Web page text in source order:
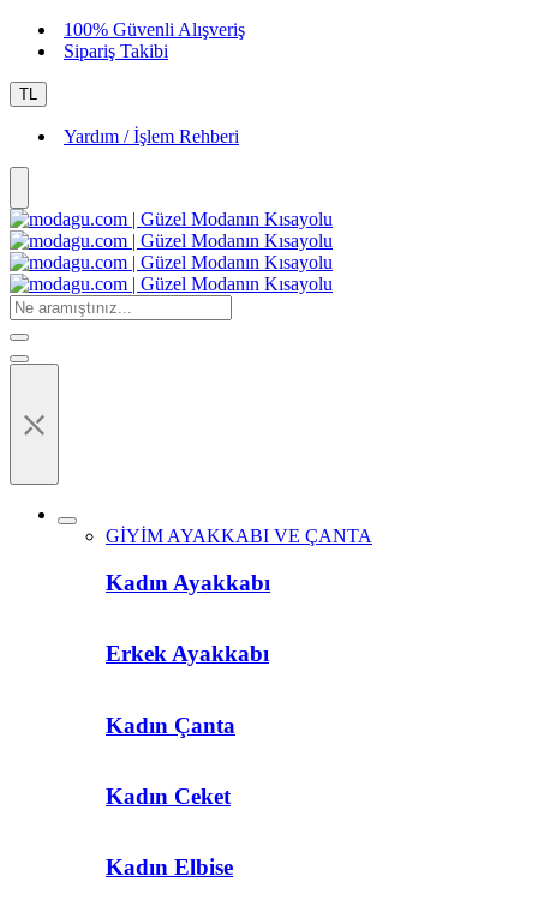
100% Güvenli Alışveriş
Sipariş Takibi
TL
Yardım / İşlem Rehberi
⤬
GİYİM AYAKKABI VE ÇANTA
Kadın Ayakkabı
Erkek Ayakkabı
Kadın Çanta
Kadın Ceket
Kadın Elbise